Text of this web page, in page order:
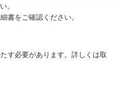
。
書をご確認ください。
す必要があります。詳しくは取